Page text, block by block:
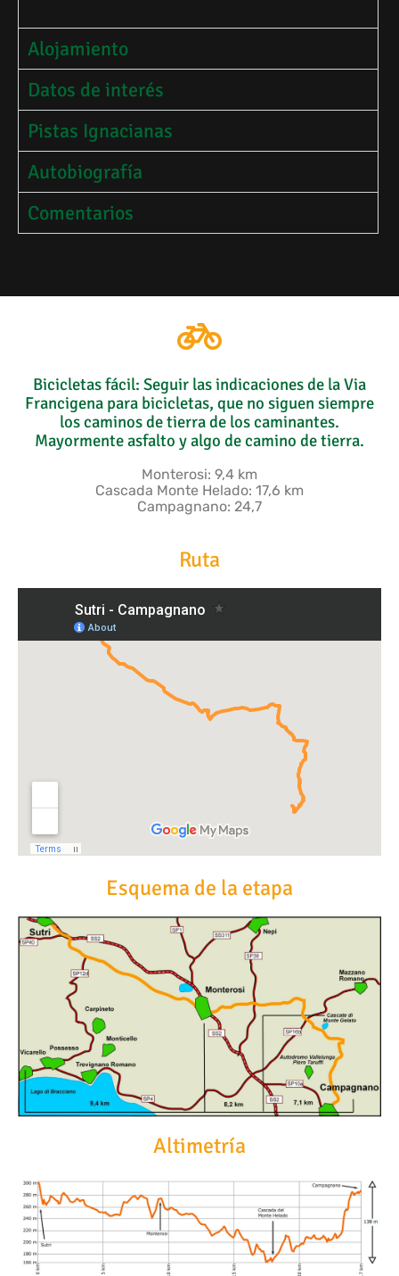
Alojamiento
Datos de interés
Pistas Ignacianas
Autobiografía
Comentarios
Bicicletas fácil: Seguir las indicaciones de la Via
Francigena para bicicletas, que no siguen siempre
los caminos de tierra de los caminantes.
Mayormente asfalto y algo de camino de tierra.
Monterosi: 9,4 km
Cascada Monte Helado: 17,6 km
Campagnano: 24,7
Ruta
Esquema de la etapa
Altimetría